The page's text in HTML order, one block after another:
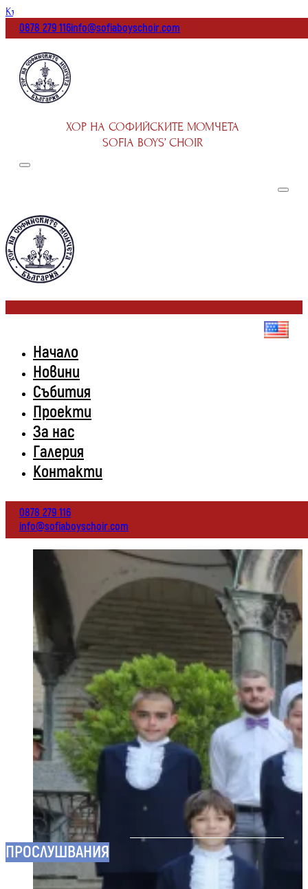
Към основното съдържание
0878 279 116info@sofiaboyschoir.com
ХОР НА СОФИЙСКИТЕ МОМЧЕТА
SOFIA BOYS’ CHOIR
Начало
Новини
Събития
Проекти
За нас
Галерия
Контакти
0878 279 116
info@sofiaboyschoir.com
ХОР НА СОФИЙЙСКИТЕ
МОМЧЕТА
ПРОСЛУШВАНИЯ